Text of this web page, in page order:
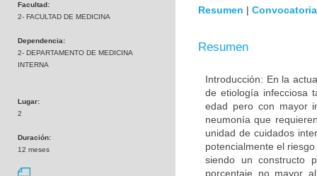
Facultad:
2- FACULTAD DE MEDICINA
Dependencia:
2- DEPARTAMENTO DE MEDICINA
INTERNA
Lugar:
2
Duración:
12 meses
Resumen | Convocatoria
Resumen
Introducción: En la
de etiología infecciosa
edad pero con mayor
neumonía que
unidad de cuidados
potencialmente el
siendo un constructo
porcentaje no mayor